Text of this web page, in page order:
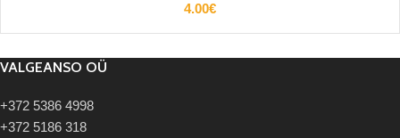
4.00€
VALGEANSO OÜ
+372 5386 4998
+372 5186 318